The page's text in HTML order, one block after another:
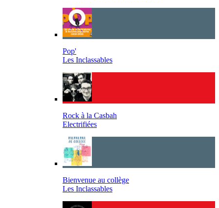
Pop'
Les Inclassables
Rock à la Casbah
Electrifiées
Bienvenue au collège
Les Inclassables